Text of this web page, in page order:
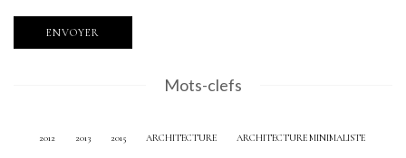
Mots-clefs
2012 2013 2015 ARCHITECTURE ARCHITECTURE MINIMALISTE